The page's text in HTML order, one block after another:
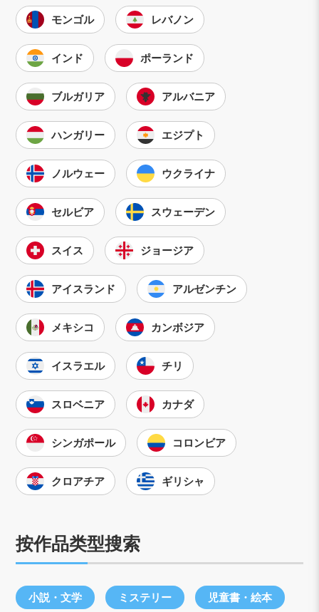
モンゴル レバノン
インド ポーランド
ブルガリア アルバニア
ハンガリー エジプト
ノルウェー ウクライナ
セルビア スウェーデン
スイス ジョージア
アイスランド アルゼンチン
メキシコ カンボジア
イスラエル チリ
スロベニア カナダ
シンガポール コロンビア
クロアチア ギリシャ
按作品类型搜索
小説・文学 ミステリー 児童書・絵本